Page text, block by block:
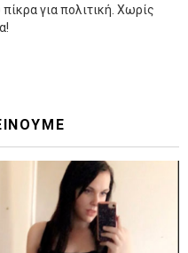
για πολιτική. Χωρίς